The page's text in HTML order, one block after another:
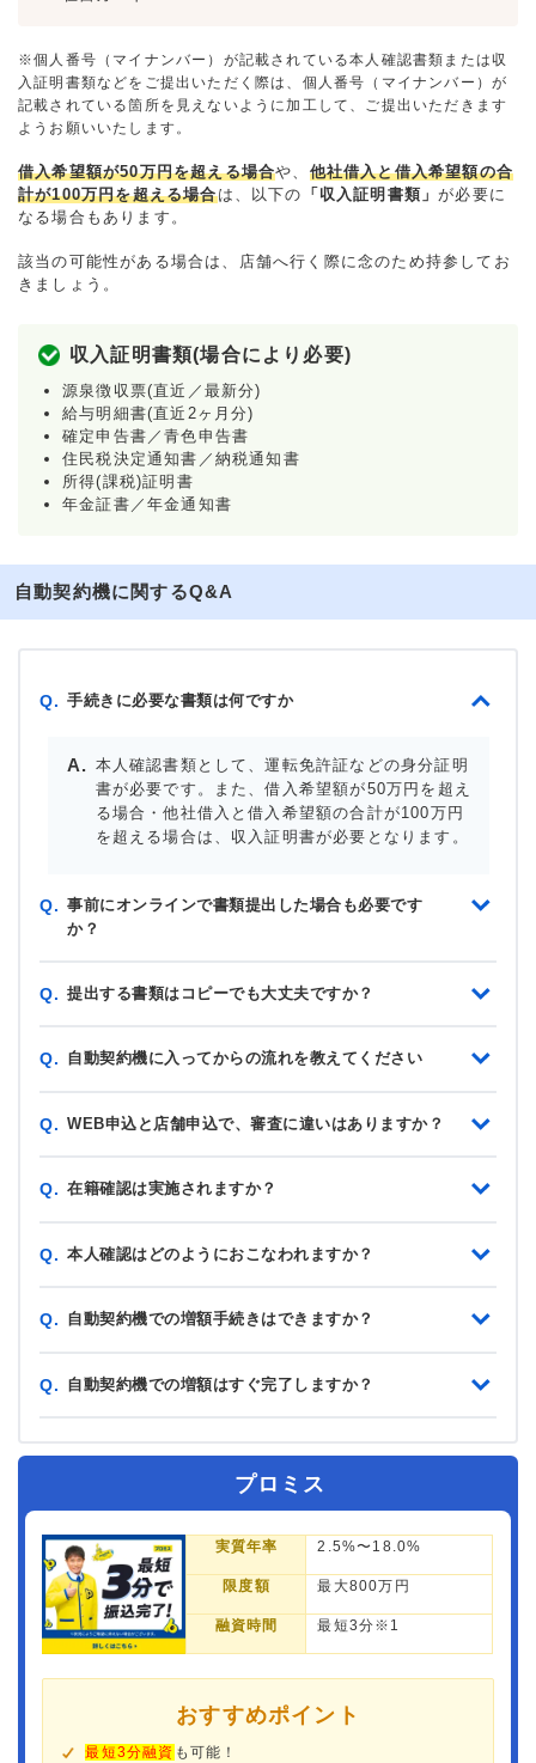
※個人番号（マイナンバー）が記載されている本人確認書類または収
入証明書類などをご提出いただく際は、個人番号（マイナンバー）が
記載されている箇所を見えないように加工して、ご提出いただきます
ようお願いいたします。
借入希望額が50万円を超える場合や、 他社借入と借入希望額の合
計が100万円を超える場合は、以下の 「収入証明書類」が必要に
なる場合もあります。
該当の可能性がある場合は、店舗へ行く際に念のため持参してお
きましょう。
収入証明書類(場合により必要)
源泉徴収票(直近／最新分)
給与明細書(直近2ヶ月分)
確定申告書／青色申告書
住民税決定通知書／納税通知書
所得(課税)証明書
年金証書／年金通知書
自動契約機に関するQ&A
Q. 手続きに必要な書類は何ですか
本人確認書類として、運転免許証などの身分証明
書が必要です。また、借入希望額が50万円を超え
る場合・他社借入と借入希望額の合計が100万円
を超える場合は、収入証明書が必要となります。
Q. 事前にオンラインで書類提出した場合も必要です
か？
Q. 提出する書類はコピーでも大丈夫ですか？
Q. 自動契約機に入ってからの流れを教えてください
Q. WEB申込と店舗申込で、審査に違いはありますか？
Q. 在籍確認は実施されますか？
Q. 本人確認はどのようにおこなわれますか？
Q. 自動契約機での増額手続きはできますか？
Q. 自動契約機での増額はすぐ完了しますか？
プロミス
実質年率 2.5%〜18.0%
限度額 最大800万円
融資時間 最短3分※1
おすすめポイント
最短3分融資 も可能！